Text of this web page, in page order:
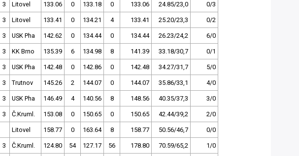
3 Litovel 133.06 0 133.18 0 133.06 24.85/23,0 0/3
3 Litovel 133.41 0 134.21 4 133.41 25.20/23,3 0/2
3 USK Pha 142.62 0 134.44 0 134.44 26.23/24,2 6/0
3 KK Brno 135.39 6 134.98 8 141.39 33.18/30,7 0/1
3 USK Pha 142.48 0 142.86 0 142.48 34.27/31,7 5/0
3 Trutnov 145.26 2 144.07 0 144.07 35.86/33,1 4/0
3 USK Pha 146.49 4 140.56 8 148.56 40.35/37,3 3/0
3 Č.Kruml. 153.08 0 150.65 0 150.65 42.44/39,2 2/0
Litovel 158.77 0 163.64 8 158.77 50.56/46,7 0/0
3 Č.Kruml. 124.80 54 127.17 56 178.80 70.59/65,2 1/0